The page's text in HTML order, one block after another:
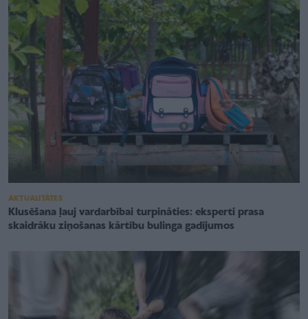
AKTUALITĀTES
Klusēšana ļauj vardarbībai turpināties: eksperti prasa
skaidrāku ziņošanas kārtību bulinga gadījumos